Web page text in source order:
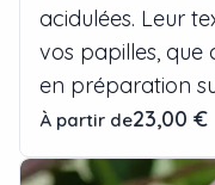
acidulées. Leur
vos papilles, que
en préparation
À partir de23,00 €